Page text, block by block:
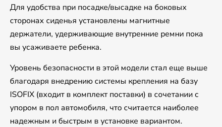
Для удобства при посадке/высадке на боковых
сторонах сиденья установлены магнитные
держатели, удерживающие внутренние ремни пока
вы усаживаете ребенка.
Уровень безопасности в этой модели стал еще выше
благодаря внедрению системы крепления на базу
ISOFIX (входит в комплект поставки) в сочетании с
упором в пол автомобиля, что считается наиболее
надежным и быстрым в установке вариантом.